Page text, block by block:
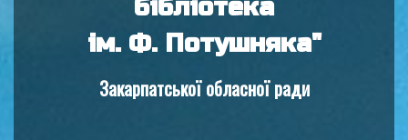
бібліотека
ім. Ф. Потушняка"
Закарпатської обласної ради